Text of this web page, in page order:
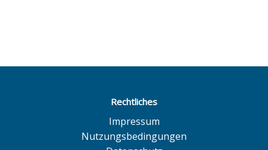
Rechtliches
Impressum
Nutzungsbedingungen